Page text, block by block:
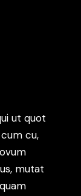
ut quot
cu,
mutat